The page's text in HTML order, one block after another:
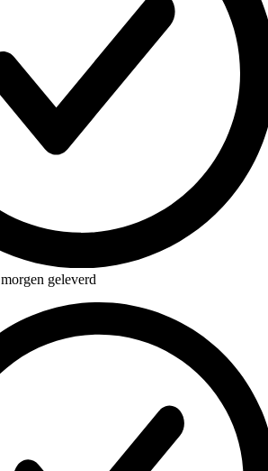
morgen geleverd